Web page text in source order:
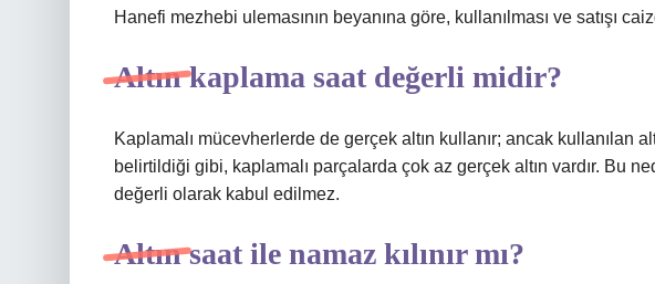
Hanefi mezhebi ulemasının beyanına göre, kullanılması ve satışı
Altın kaplama saat değerli midir?
Kaplamalı mücevherlerde de gerçek altın kullanır; ancak kullanılan
belirtildiği gibi, kaplamalı parçalarda çok az gerçek altın vardır. Bu
değerli olarak kabul edilmez.
Altın saat ile namaz kılınır mı?